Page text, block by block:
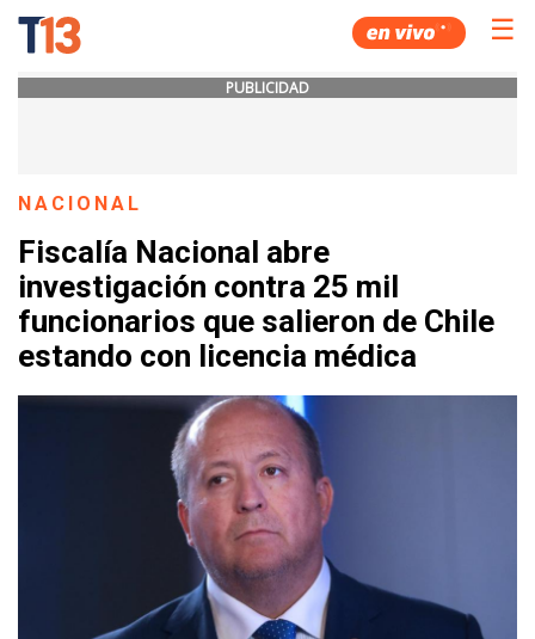
☰
PUBLICIDAD
NACIONAL
Fiscalía Nacional abre
investigación contra 25 mil
funcionarios que salieron de Chile
estando con licencia médica